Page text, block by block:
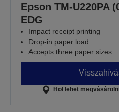
Epson TM-U220PA
EDG
Impact receipt printing
Drop-in paper load
Accepts three paper sizes
Hol lehet